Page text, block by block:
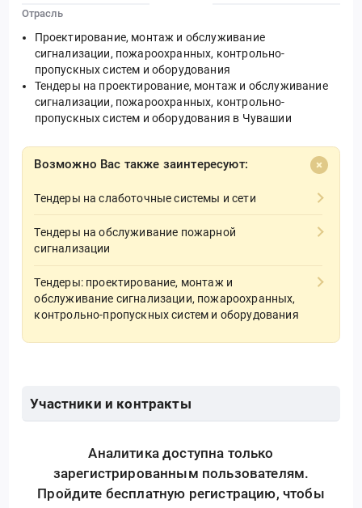
Отрасль
Проектирование, монтаж и обслуживание
сигнализации, пожароохранных, контрольно-
пропускных систем и оборудования
Тендеры на проектирование, монтаж и обслуживание
сигнализации, пожароохранных, контрольно-
пропускных систем и оборудования в Чувашии
Возможно Вас также заинтересуют:
Тендеры на слаботочные системы и сети
Тендеры на обслуживание пожарной
сигнализации
Тендеры: проектирование, монтаж и
обслуживание сигнализации, пожароохранных,
контрольно-пропускных систем и оборудования
Участники и контракты
Аналитика доступна только
зарегистрированным пользователям.
Пройдите бесплатную регистрацию, чтобы